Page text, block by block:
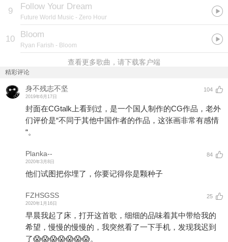
9 Follow Your Dream
Future World Music - Zero Hour
10 Bloom
Ryan Farish - Bloom
查看更多歌曲，请下载客户端
精彩评论
身不残志不坚
2019年6月17日
104
封面在CGtalk上看到过，是一个国人制作的CG作品，老外
们评价是“不同于其他中国作者的作品，这张画非常有感情
“。
Planka--
2020年3月8日
84
他们试图把你埋了，你要记得你是颗种子
FZHSGSS
2020年1月16日
25
早晨我起了床，打开这首歌，细细的品味着其中带给我的
希望，慢慢的慢慢的，我突然看了一下手机，发现我迟到
了😱😱😱😱😱😱😱。